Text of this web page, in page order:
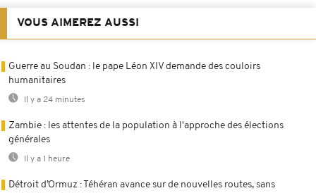
VOUS AIMEREZ AUSSI
Guerre au Soudan : le pape Léon XIV demande des couloirs
humanitaires
Il y a 24 minutes
Zambie : les attentes de la population à l'approche des élections
générales
Il y a 1 heure
Détroit d’Ormuz : Téhéran avance sur de nouvelles routes, sans